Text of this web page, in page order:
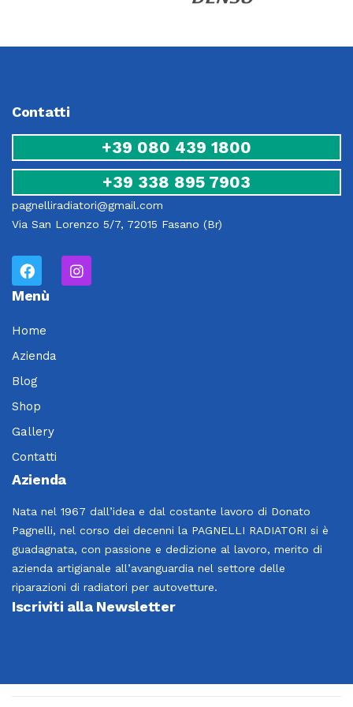
Contatti
+39 080 439 1800
+39 338 895 7903
pagnelliradiatori@gmail.com
Via San Lorenzo 5/7, 72015 Fasano (Br)
Menù
Home
Azienda
Blog
Shop
Gallery
Contatti
Azienda
Nata nel 1967 dall’idea e dal costante lavoro di Donato
Pagnelli, nel corso dei decenni la PAGNELLI RADIATORI si è
guadagnata, con passione e dedizione al lavoro, merito di
azienda artigianale all’avanguardia nel settore delle
riparazioni di radiatori per autovetture.
Iscriviti alla Newsletter